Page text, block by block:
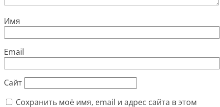
Имя
Email
Сайт
Сохранить моё имя, email и адрес сайта в этом